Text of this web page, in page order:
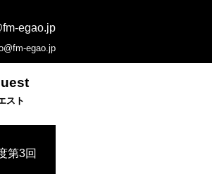
egao.jp
egao.jp
スト
第3回